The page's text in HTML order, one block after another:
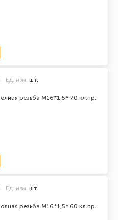
резьба M16*1,5* 70 кл.пр.
Ед. изм. шт.
резьба M16*1,5* 60 кл.пр.
Ед. изм. шт.